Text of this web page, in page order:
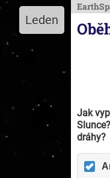
Leden
Jak
dráhy?